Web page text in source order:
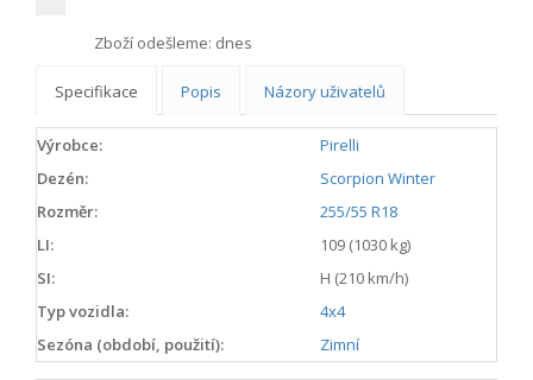
Zboží odešleme: dnes
Specifikace Popis Názory uživatelů
Výrobce:
Pirelli
Dezén:
Scorpion Winter
Rozměr:
255/55 R18
LI:
109 (1030 kg)
SI:
H (210 km/h)
Typ vozidla:
4x4
Sezóna (období, použití):
Zimní